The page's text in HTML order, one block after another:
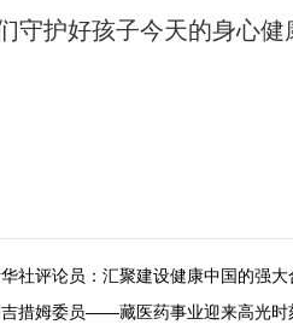
护好孩子今天的身心健
社评论员：汇聚建设健康中国的强大
措姆委员——藏医药事业迎来高光时